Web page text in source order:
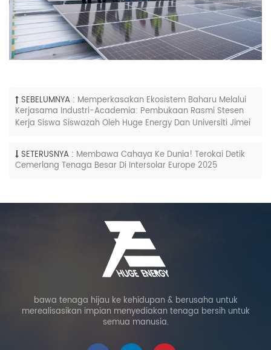
SEBELUMNYA : Memperkasakan Ekosistem Baharu Melalui
Kerjasama Industri-Academia: Pembukaan Rasmi Stesen
Kerja Siswa Siswazah Oleh Huge Energy Dan Universiti Jimei
SETERUSNYA : Membawa Cahaya Ke Dunia! Terokai Detik
Cemerlang Tenaga Besar Di Intersolar Europe 2025
bawa tenaga hijau ke kehidupan & berusaha untuk
merealisasikan impian menyediakan tenaga bersih untuk
semua manusia.